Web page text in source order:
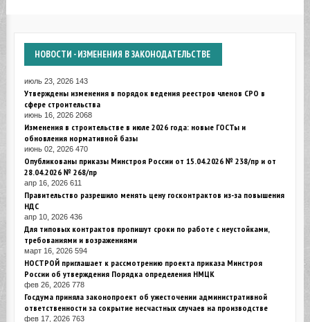
НОВОСТИ - ИЗМЕНЕНИЯ В ЗАКОНОДАТЕЛЬСТВЕ
июль 23, 2026 143
Утверждены изменения в порядок ведения реестров членов СРО в
сфере строительства
июнь 16, 2026 2068
Изменения в строительстве в июле 2026 года: новые ГОСТы и
обновления нормативной базы
июнь 02, 2026 470
Опубликованы приказы Минстроя России от 15.04.2026 № 238/пр и от
28.04.2026 № 268/пр
апр 16, 2026 611
Правительство разрешило менять цену госконтрактов из-за повышения
НДС
апр 10, 2026 436
Для типовых контрактов пропишут сроки по работе с неустойками,
требованиями и возражениями
март 16, 2026 594
НОСТРОЙ приглашает к рассмотрению проекта приказа Минстроя
России об утверждения Порядка определения НМЦК
фев 26, 2026 778
Госдума приняла законопроект об ужесточении административной
ответственности за сокрытие несчастных случаев на производстве
фев 17, 2026 763